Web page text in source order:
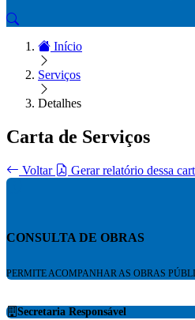
Início
Serviços
Detalhes
Carta de Serviços
Voltar Gerar relatório dessa
CONSULTA DE OBRAS
PERMITE ACOMPANHAR AS OBRAS
Secretaria Responsável